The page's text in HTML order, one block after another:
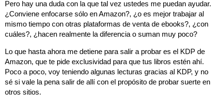
Pero hay una duda con la que tal vez ustedes me puedan ayudar.
¿Conviene enfocarse sólo en Amazon?, ¿o es mejor trabajar al
mismo tiempo con otras plataformas de venta de ebooks?, ¿con
cuáles?, ¿hacen realmente la diferencia o suman muy poco?
Lo que hasta ahora me detiene para salir a probar es el KDP de
Amazon, que te pide exclusividad para que tus libros estén ahí.
Poco a poco, voy teniendo algunas lecturas gracias al KDP, y no
sé si vale la pena salir de allí con el propósito de probar suerte en
otros sitios.